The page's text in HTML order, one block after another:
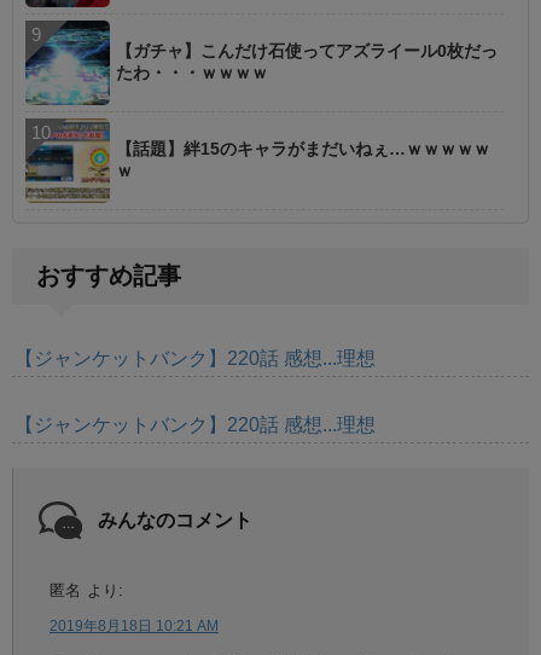
【ガチャ】こんだけ石使ってアズライール0枚だっ
たわ・・・ｗｗｗｗ
【話題】絆15のキャラがまだいねぇ…ｗｗｗｗｗ
ｗ
おすすめ記事
【ジャンケットバンク】220話 感想...理想
【ジャンケットバンク】220話 感想...理想
みんなのコメント
匿名 より:
2019年8月18日 10:21 AM